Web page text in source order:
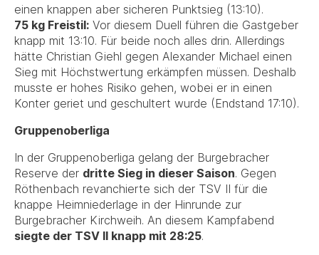
einen knappen aber sicheren Punktsieg (13:10).
75 kg Freistil: Vor diesem Duell führen die Gastgeber
knapp mit 13:10. Für beide noch alles drin. Allerdings
hätte Christian Giehl gegen Alexander Michael einen
Sieg mit Höchstwertung erkämpfen müssen. Deshalb
musste er hohes Risiko gehen, wobei er in einen
Konter geriet und geschultert wurde (Endstand 17:10).
Gruppenoberliga
In der Gruppenoberliga gelang der Burgebracher
Reserve der dritte Sieg in dieser Saison. Gegen
Röthenbach revanchierte sich der TSV II für die
knappe Heimniederlage in der Hinrunde zur
Burgebracher Kirchweih. An diesem Kampfabend
siegte der TSV II knapp mit 28:25.